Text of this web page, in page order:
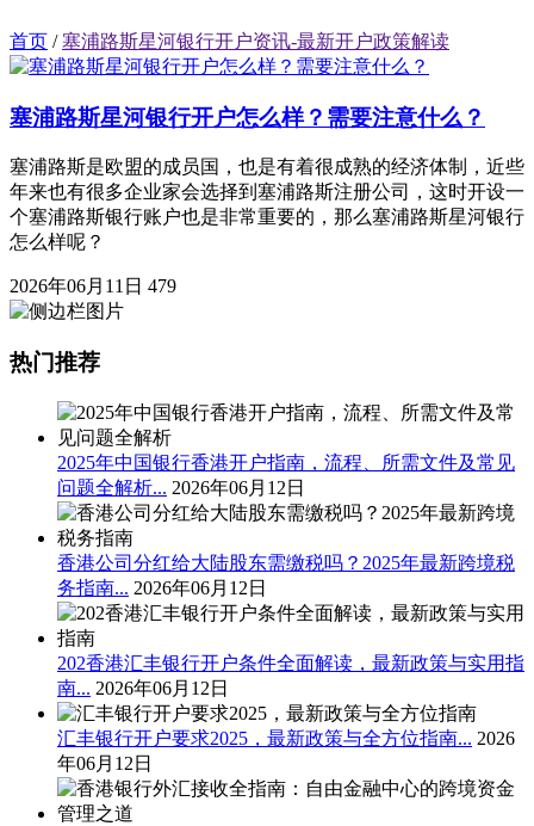
首页 /塞浦路斯星河银行开户资讯-最新开户政策解读
塞浦路斯星河银行开户怎么样？需要注意什么？
塞浦路斯是欧盟的成员国，也是有着很成熟的经济体制，近些
年来也有很多企业家会选择到塞浦路斯注册公司，这时开设一
个塞浦路斯银行账户也是非常重要的，那么塞浦路斯星河银行
怎么样呢？
2026年06月11日 479
热门推荐
2025年中国银行香港开户指南，流程、所需文件及常见
问题全解析... 2026年06月12日
香港公司分红给大陆股东需缴税吗？2025年最新跨境税
务指南... 2026年06月12日
202香港汇丰银行开户条件全面解读，最新政策与实用指
南... 2026年06月12日
汇丰银行开户要求2025，最新政策与全方位指南... 2026
年06月12日